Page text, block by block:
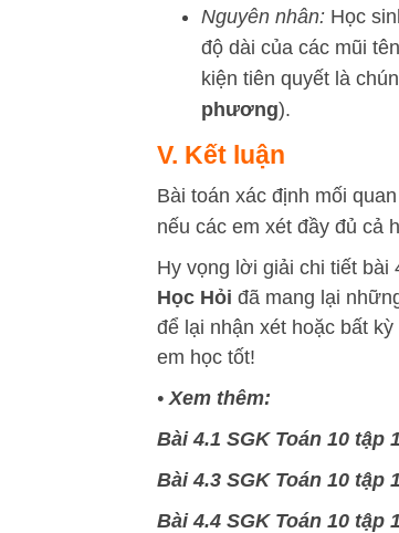
Nguyên nhân: Học
độ dài của các mũi
kiện tiên quyết là
phương).
V. Kết luận
Bài toán xác định mối
nếu các em xét đầy đủ cả
Hy vọng lời giải chi tiết bài
Học Hỏi đã mang lại
để lại nhận xét hoặc bất
em học tốt!
• Xem thêm:
Bài 4.1 SGK Toán 10 tập
Bài 4.3 SGK Toán 10 tập
Bài 4.4 SGK Toán 10 tập